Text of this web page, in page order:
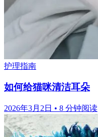
护理指南
如何给猫咪清洁耳朵
2026年3月2日 • 8 分钟阅读